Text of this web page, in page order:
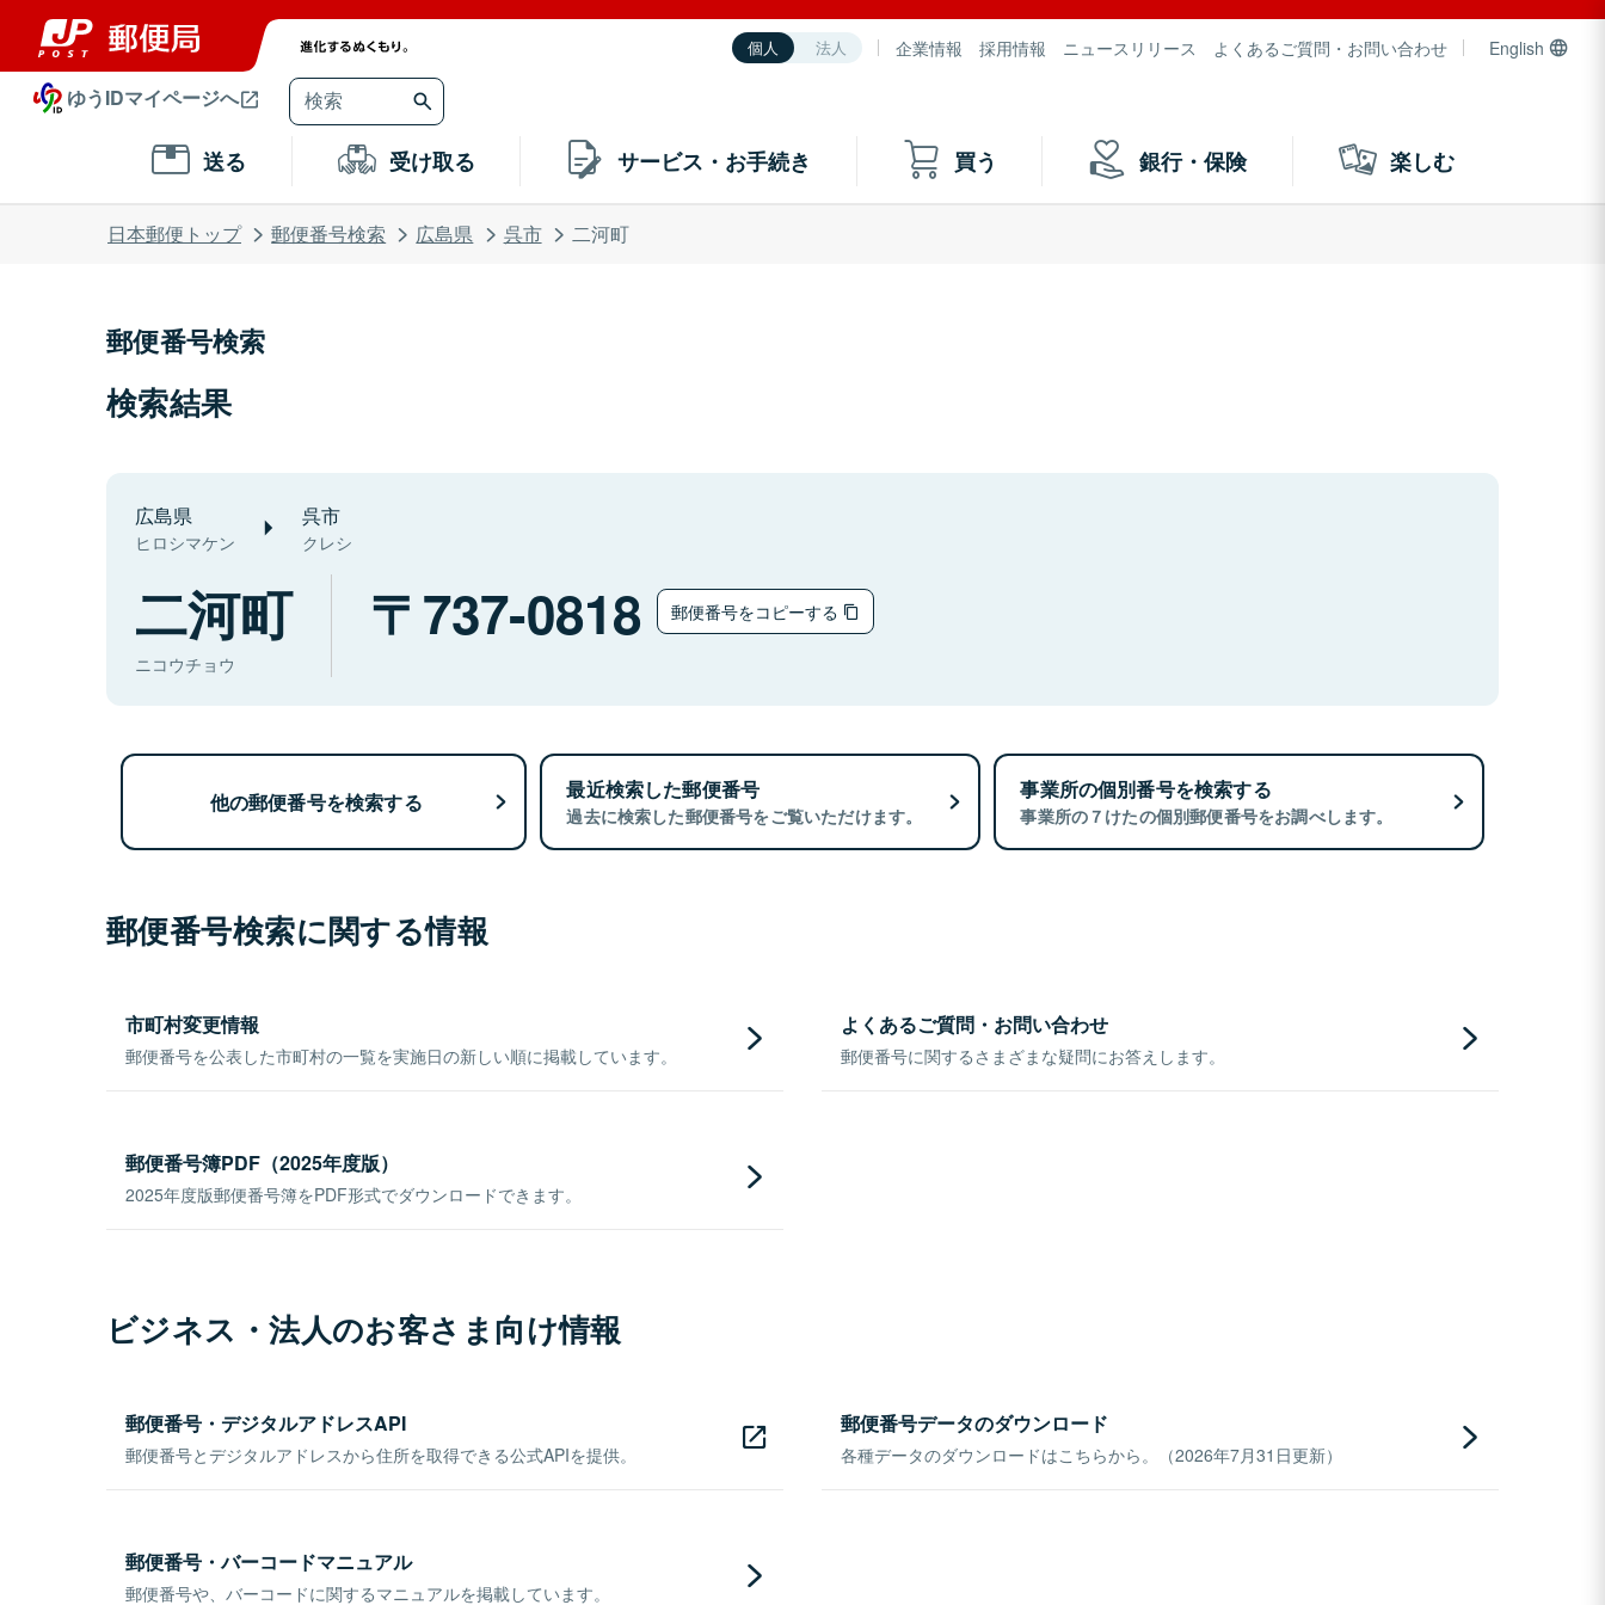
個人 法人 企業情報 採用情報 ニュースリリース よくあるご質問・お問い合わせ English
ゆうIDマイページへ
送る 受け取る サービス・お手続き 買う 銀行・保険 楽しむ
日本郵便トップ 郵便番号検索 広島県 呉市 二河町
郵便番号検索
検索結果
広島県
ヒロシマケン
呉市
クレシ
二河町
ニコウチョウ
737-0818 郵便番号をコピーする
他の郵便番号を検索する 最近検索した郵便番号
過去に検索した郵便番号をご覧いただけます。
事業所の個別番号を検索する
事業所の７けたの個別郵便番号をお調べします。
郵便番号検索に関する情報
市町村変更情報
郵便番号を公表した市町村の一覧を実施日の新しい順に掲載しています。
よくあるご質問・お問い合わせ
郵便番号に関するさまざまな疑問にお答えします。
郵便番号簿PDF（2025年度版）
2025年度版郵便番号簿をPDF形式でダウンロードできます。
ビジネス・法人のお客さま向け情報
郵便番号・デジタルアドレスAPI
郵便番号とデジタルアドレスから住所を取得できる公式APIを提供。
郵便番号データのダウンロード
各種データのダウンロードはこちらから。（2026年7月31日更新）
郵便番号・バーコードマニュアル
郵便番号や、バーコードに関するマニュアルを掲載しています。